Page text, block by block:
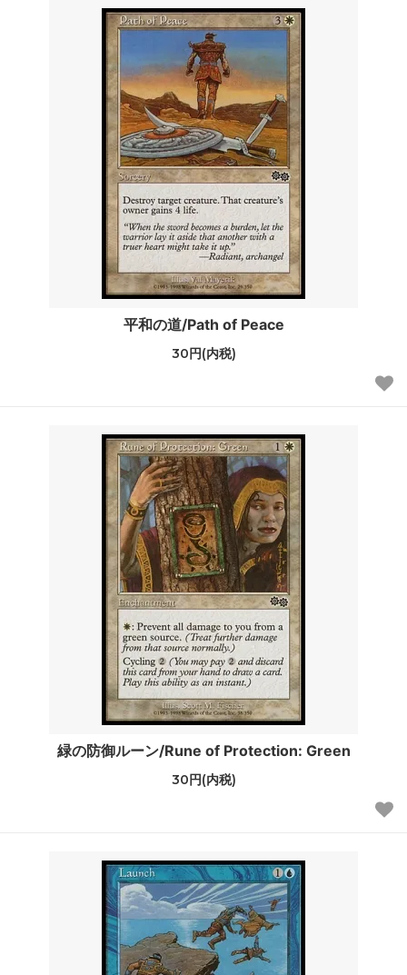
平和の道/Path of Peace
30円(内税)
緑の防御ルーン/Rune of Protection: Green
30円(内税)